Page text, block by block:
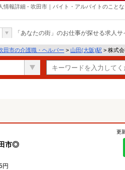
報詳細 - 吹田市｜バイト・アルバイトのことな
「あなたの街」のお仕事が探せる求人サ
田市の介護職・ヘルパー > 山田(大阪)駅 > 株式
市◎
更
円